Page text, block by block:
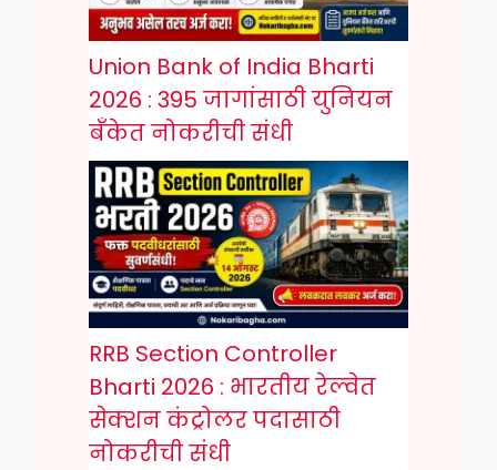
Union Bank of India Bharti
2026 : 395 जागांसाठी युनियन
बँकेत नोकरीची संधी
RRB Section Controller
Bharti 2026 : भारतीय रेल्वेत
सेक्शन कंट्रोलर पदासाठी
नोकरीची संधी